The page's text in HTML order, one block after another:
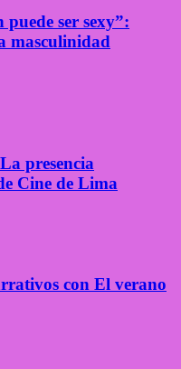
ser sexy”:
masculinidad
presencia
Cine de Lima
con El verano